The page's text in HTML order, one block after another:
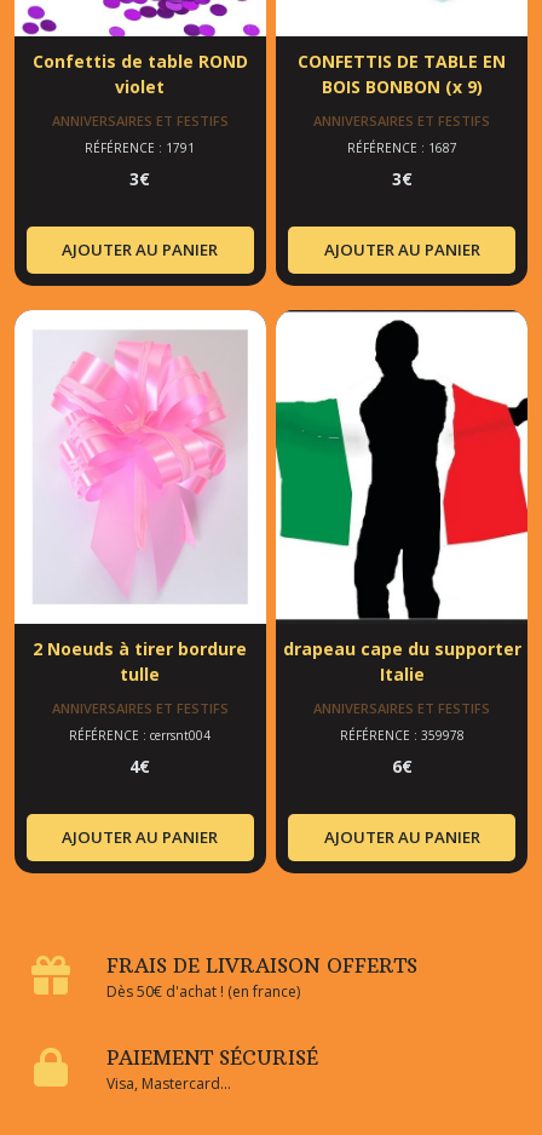
Confettis de table ROND
violet
ANNIVERSAIRES ET FESTIFS
RÉFÉRENCE : 1791
3€
AJOUTER AU PANIER
CONFETTIS DE TABLE EN
BOIS BONBON (x 9)
ANNIVERSAIRES ET FESTIFS
RÉFÉRENCE : 1687
3€
AJOUTER AU PANIER
2 Noeuds à tirer bordure
tulle
ANNIVERSAIRES ET FESTIFS
RÉFÉRENCE : cerrsnt004
4€
AJOUTER AU PANIER
drapeau cape du supporter
Italie
ANNIVERSAIRES ET FESTIFS
RÉFÉRENCE : 359978
6€
AJOUTER AU PANIER
FRAIS DE LIVRAISON OFFERTS
Dès 50€ d'achat ! (en france)
PAIEMENT SÉCURISÉ
Visa, Mastercard...